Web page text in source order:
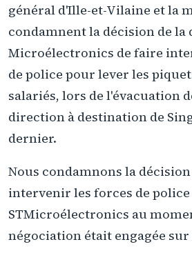
général d'Ille-et-Vilaine et la
condamnent la décision de la
Microélectronics de faire
de police pour lever les
salariés, lors de l'évacuation
direction à destination de
dernier.
Nous condamnons la
intervenir les forces de police
STMicroélectronics au
négociation était engagée sur